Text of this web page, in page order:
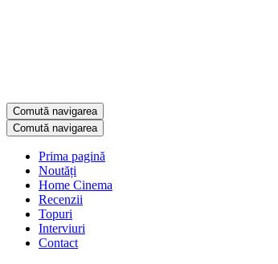
Comută navigarea
Comută navigarea
Prima pagină
Noutăți
Home Cinema
Recenzii
Topuri
Interviuri
Contact